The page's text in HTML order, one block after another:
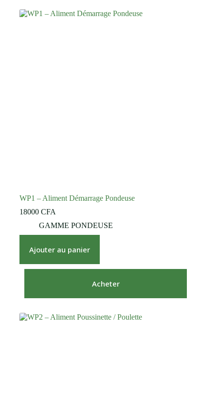
WP1 – Aliment Démarrage Pondeuse
18000 CFA
GAMME PONDEUSE
Ajouter au panier
Acheter